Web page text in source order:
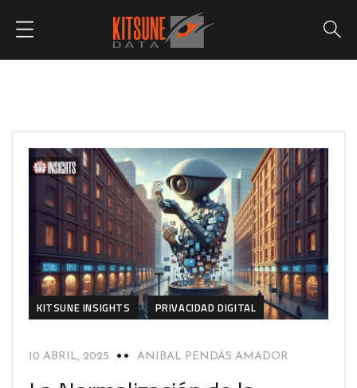
KITSUNE INSIGHTS PRIVACIDAD DIGITAL
10 ABRIL, 2025 ANIBAL PENDÁS AMADOR